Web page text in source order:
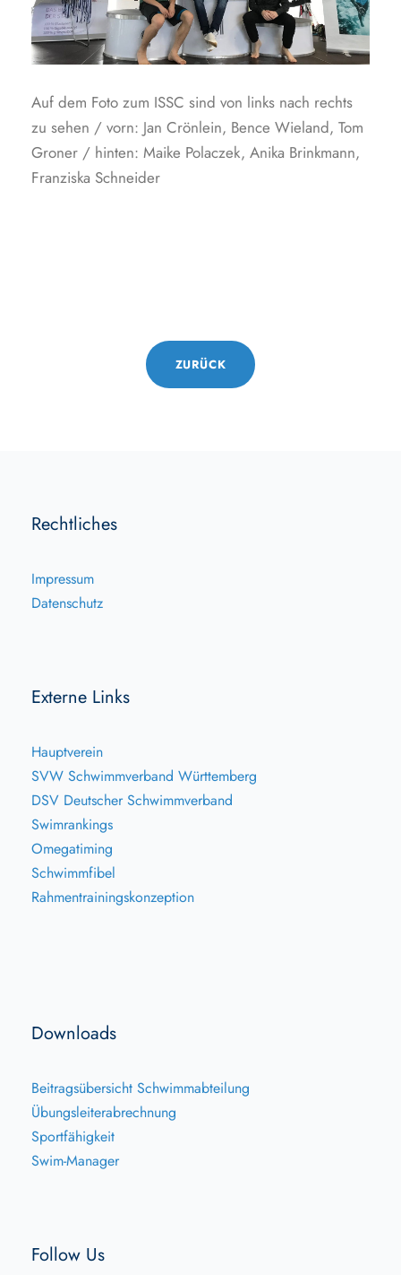
Auf dem Foto zum ISSC sind von links nach rechts
zu sehen / vorn: Jan Crönlein, Bence Wieland, Tom
Groner / hinten: Maike Polaczek, Anika Brinkmann,
Franziska Schneider
ZURÜCK
Rechtliches
Impressum
Datenschutz
Externe Links
Hauptverein
SVW Schwimmverband Württemberg
DSV Deutscher Schwimmverband
Swimrankings
Omegatiming
Schwimmfibel
Rahmentrainingskonzeption
Downloads
Beitragsübersicht Schwimmabteilung
Übungsleiterabrechnung
Sportfähigkeit
Swim-Manager
Follow Us